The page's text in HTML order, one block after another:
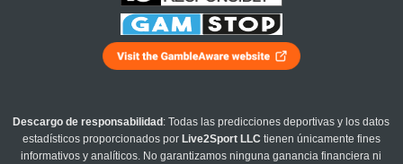
Descargo de responsabilidad : Todas las predicciones deportivas y los datos
estadísticos proporcionados por Live2Sport LLC tienen únicamente fines
informativos y analíticos. No garantizamos ninguna ganancia financiera ni